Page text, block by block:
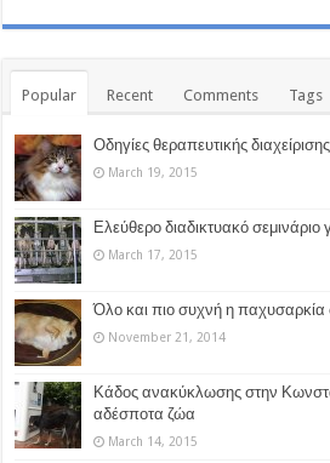
Popular Recent Comments Tags
Οδηγίες θεραπευτικής
March 19, 2015
Ελεύθερο διαδικτυακό σεμινάριο
March 17, 2015
Όλο και πιο συχνή η παχυσαρκία
November 21, 2014
Κάδος ανακύκλωσης στην
αδέσποτα ζώα
March 14, 2015